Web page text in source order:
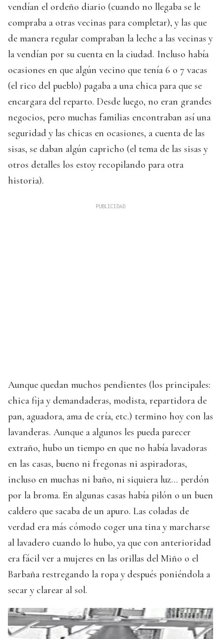
vendían el ordeño diario (cuando no llegaba se le
compraba a otras vecinas para completar), y las que
de manera regular compraban la leche a las vecinas y
la vendían por su cuenta en la ciudad. Incluso había
ocasiones en que algún vecino que tenía 6 o 7 vacas
(el rico del pueblo) pagaba a una chica para que se
encargara del reparto. Desde luego, no eran grandes
negocios, pero muchas familias encontraban así una
seguridad y las chicas en ocasiones, a cuenta de las
sisas, se daban algún capricho (el tema de las sisas y
otros detalles los estoy recopilando para otra
historia).
Aunque quedan muchos pendientes (los principales:
chica fija y demandaderas, modista, repartidora de
pan, aguadora, ama de cría, etc.) termino hoy con las
lavanderas. Aunque a algunos les pueda parecer
extraño, hubo un tiempo en que no había lavadoras
en las casas, bueno ni fregonas ni aspiradoras,
incluso en muchas ni baño, ni siquiera luz… perdón
por la broma. En algunas casas había pilón o un buen
caldero que sacaba de un apuro. Las coladas de
verdad era más cómodo coger una tina y marcharse
al lavadero cuando lo hubo, ya que con anterioridad
era fácil ver a mujeres en las orillas del Miño o el
Barbaña restregando la ropa y después poniéndola a
secar y clarear al sol.